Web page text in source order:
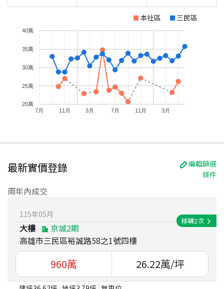
本社區 三民區
7月 11月 3月 7月 11月 3月
20萬
25萬
30萬
35萬
40萬
最新實價登錄
編輯篩選
條件
兩年內成交
115年05月
大樓
京城2期
高雄市三民區裕誠路58之1號四樓
移轉2次
960萬 26.22萬/坪